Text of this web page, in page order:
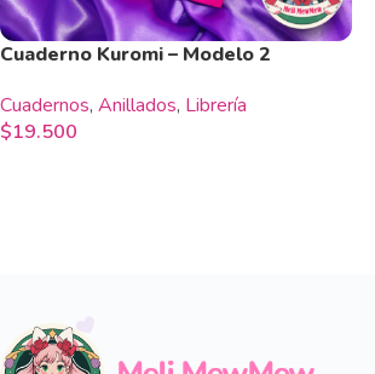
Cuaderno Kuromi – Modelo 2
Cuadernos, Anillados, Librería
$19.500